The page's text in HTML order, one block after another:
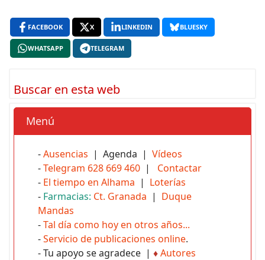
FACEBOOK X LINKEDIN BLUESKY
WHATSAPP TELEGRAM
Buscar en esta web
Menú
-Ausencias | Agenda | Vídeos
-Telegram 628 669 460 | Contactar
- El tiempo en Alhama | Loterías
- Farmacias: Ct. Granada | Duque
Mandas
-Tal día como hoy en otros años...
-Servicio de publicaciones online.
- Tu apoyo se agradece | ♦Autores